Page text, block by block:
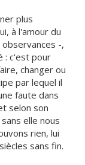
plus
à l'amour du
-,
: c'est pour
changer ou
par lequel il
faute dans
selon son
elle nous
rien, lui
sans fin.